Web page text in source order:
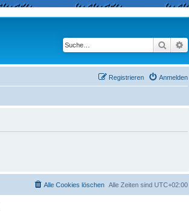
Suche
Anmelden
Registrieren
Alle Zeiten sind UTC+02:00
Alle Cookies löschen